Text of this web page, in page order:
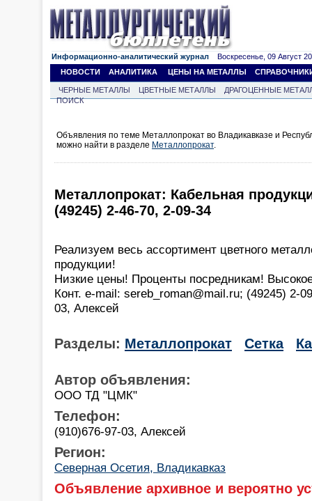
Информационно-аналитический журнал Воскресенье, 09 Август
НОВОСТИ
АНАЛИТИКА ЦЕНЫ НА МЕТАЛЛЫ
ЧЕРНЫЕ МЕТАЛЛЫ ЦВЕТНЫЕ МЕТАЛЛЫ
ДРАГОЦЕННЫЕ
ПОИСК
Объявления по теме Металлопрокат во Владикавказе и
можно найти в разделе Металлопрокат.
Металлопрокат: Кабельная
(49245) 2-46-70, 2-09-34
Реализуем весь ассортимент цветного
продукции!
Низкие цены! Проценты посредникам!
Конт. e-mail: sereb_roman@mail.ru; (49245) 2-
03, Алексей
Разделы: Металлопрокат Сетка
Автор объявления:
ООО ТД "ЦМК"
Телефон:
(910)676-97-03, Алексей
Регион:
Северная Осетия, Владикавказ
Объявление архивное и вероятно